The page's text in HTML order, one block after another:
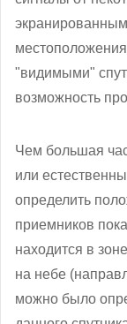
местоположения
"видимыми"
возможность
Чем большая
или
определить
приемников
находится в
на небе
можно было